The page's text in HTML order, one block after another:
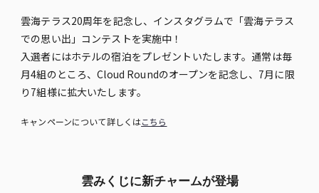
雲海テラス20周年を記念し、インスタグラムで「雲海テラス
での思い出」コンテストを実施中！
入選者にはホテルの宿泊をプレゼントいたします。通常は毎
月4組のところ、Cloud Roundのオープンを記念し、7月に限
り7組様に拡大いたします。
キャンペーンについて詳しくはこちら
雲みくじに新チャームが登場